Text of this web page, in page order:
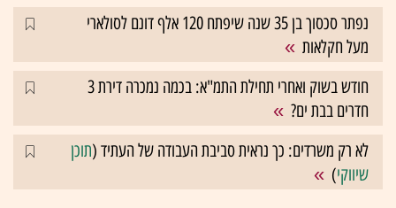
נפתר סכסוך בן 35 שנה שיפתח 120 אלף דונם לסולארי
מעל חקלאות
חודש בשוק ואחרי תחילת התמ"א: בכמה נמכרה דירת 3
חדרים בבת ים?
לא רק משרדים: כך נראית סביבת העבודה של העתיד (תוכן
שיווקי)